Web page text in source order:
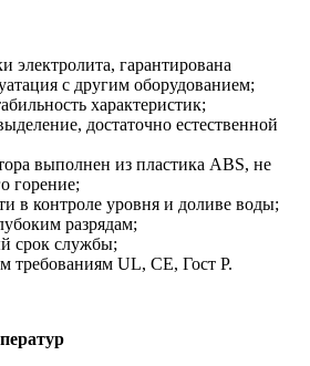
электролита, гарантирована
с другим оборудованием;
характеристик;
достаточно естественной
выполнен из пластика ABS, не
горение;
в контроле уровня и доливе воды;
разрядам;
срок службы;
требованиям UL, CE, Гост Р.